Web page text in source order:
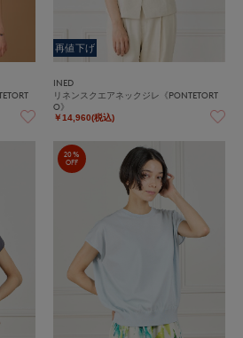
再値下げ
INED
リネンスクエアネックジレ《PONTETORT
O》
￥14,960(税込)
20%
OFF